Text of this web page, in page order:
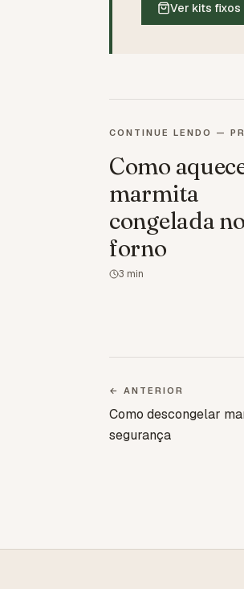
Ver kits fixos
CONTINUE LENDO —
Como
marmita
congelada no
forno
3 min
← ANTERIOR
Como descongelar
segurança